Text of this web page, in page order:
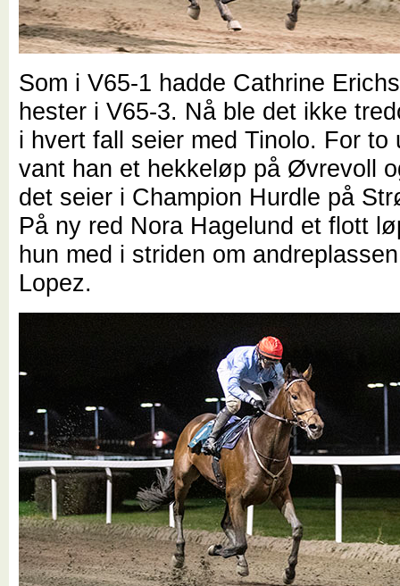
Som i V65-1 hadde Cathrine
hester i V65-3. Nå ble det ikke
i hvert fall seier med Tinolo. For to
vant han et hekkeløp på Øvrevoll
det seier i Champion Hurdle på
På ny red Nora Hagelund et flott
hun med i striden om
Lopez.